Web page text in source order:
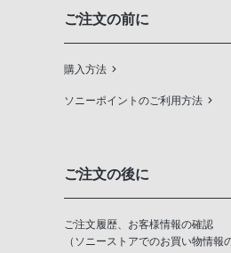
ご注文の前に
購入方法
ソニーポイントのご利用方法
ご注文の後に
ご注文履歴、お客様情報の確認
（ソニーストアでのお買い物情報